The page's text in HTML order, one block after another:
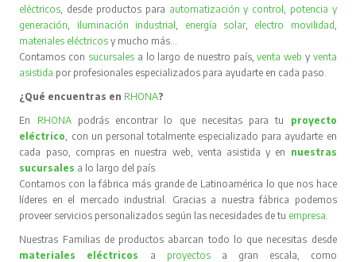
eléctricos , desde productos para automatización y control
potencia y
generación
iluminación industrial energía solar, electro movilidad
materiales eléctricos y mucho más…
Contamos con sucursales a lo largo de nuestro país,venta web y venta
asistida por profesionales especializados para ayudarte en cada paso.
¿Qué encuentras en RHONA?
En RHONA podrás encontrar lo que necesitas para tu proyecto
eléctrico , con un personal totalmente especializado para ayudarte en
cada paso, compras en nuestra web, venta asistida y en nuestras
sucursales a lo largo del país.
Contamos con la fábrica más grande de Latinoamérica lo que nos hace
líderes en el mercado industrial. Gracias a nuestra fábrica podemos
proveer servicios personalizados según las necesidades de tu empresa
Nuestras Familias de productos abarcan todo lo que necesitas desde
materiales eléctricos
a proyectos
a gran escala, como